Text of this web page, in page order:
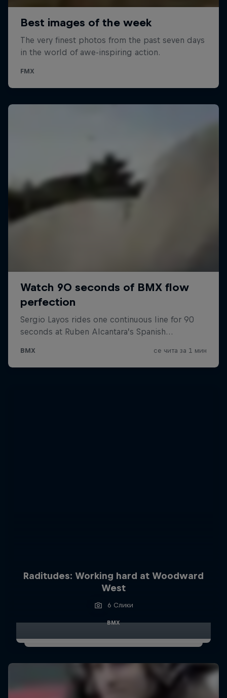
Raditudes: Working hard at Woodward
West
6 Слики
BMX